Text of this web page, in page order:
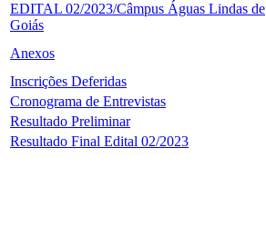
EDITAL 02/2023/Câmpus Águas Lindas de
Goiás
Anexos
Inscrições Deferidas
Cronograma de Entrevistas
Resultado Preliminar
Resultado Final Edital 02/2023